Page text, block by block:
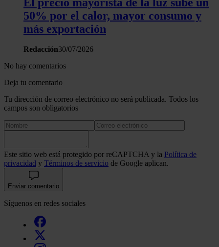
50% por el calor, mayor consumo y
más exportación
Redacción30/07/2026
No hay comentarios
Deja tu comentario
Tu dirección de correo electrónico no será publicada. Todos los
campos son obligatorios
Este sitio web está protegido por reCAPTCHA y la Política de
privacidad y Términos de servicio de Google aplican.
Enviar comentario
Síguenos en redes sociales